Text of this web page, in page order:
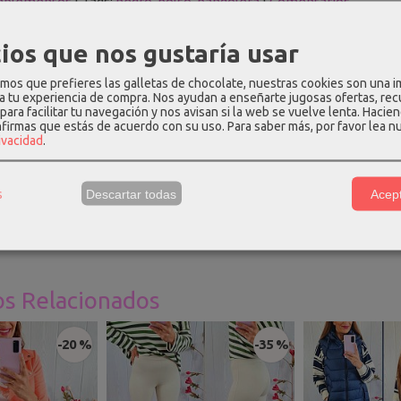
COSTES DE ENVÍO COMENTARIOS
color negro, cierre con cremallera. Tiene forro interior, varios
textil.
de ancho - 21cm de alto - 15cm de fondo.
Relacionados
-20 % -35 %
que nos gustaría usar
que prefieres las galletas de chocolate, nuestras cookies son una
tu experiencia de compra. Nos ayudan a enseñarte jugosas ofertas,
facilitar tu navegación y nos avisan si la web se vuelve lenta.
que estás de acuerdo con su uso. Para saber más, por favor lea
.
Descartar todas